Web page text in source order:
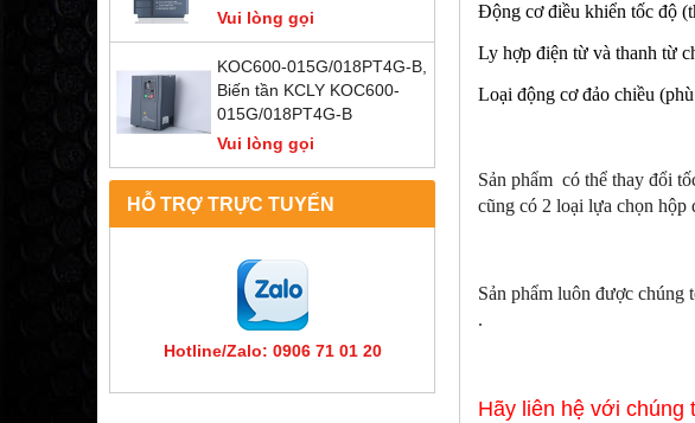
Vui lòng gọi
KOC600-015G/018PT4G-B,
Biến tần KCLY KOC600-
015G/018PT4G-B
Vui lòng gọi
HỖ TRỢ TRỰC TUYẾN
Hotline/Zalo: 0906 71 01 20
Động cơ điều khiển tốc độ
Ly hợp điện từ và thanh từ
Loại động cơ đảo chiều
Sản phẩm có thể thay đổi
cũng có 2 loại lựa chọn hộp
Sản phẩm luôn được chúng
.
Hãy liên hệ với chúng